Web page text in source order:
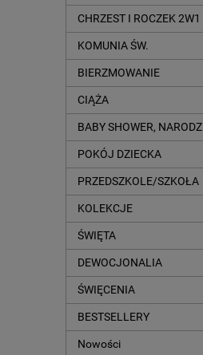
CHRZEST I ROCZEK 2W1
KOMUNIA ŚW.
BIERZMOWANIE
CIĄŻA
BABY SHOWER,
POKÓJ DZIECKA
PRZEDSZKOLE/SZKOŁA
KOLEKCJE
ŚWIĘTA
DEWOCJONALIA
ŚWIĘCENIA
BESTSELLERY
Nowości